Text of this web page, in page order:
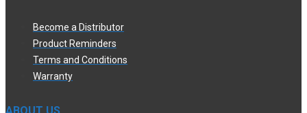
Become a Distributor
Product Reminders
Terms and Conditions
Warranty
ABOUT US